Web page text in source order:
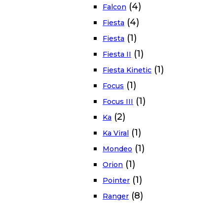
Falcon (4)
Fiesta (4)
Fiesta (1)
Fiesta II (1)
Fiesta Kinetic (1)
Focus (1)
Focus III (1)
Ka (2)
Ka Viral (1)
Mondeo (1)
Orion (1)
Pointer (1)
Ranger (8)